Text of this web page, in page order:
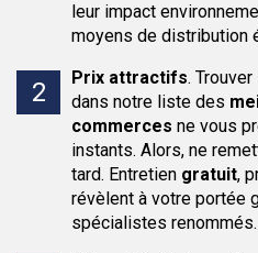
leur impact
moyens de distribution
Prix attractifs. Trouver
dans notre liste des
commerces ne vous
instants. Alors, ne
tard. Entretien gratuit,
révèlent à votre portée
spécialistes renommés.